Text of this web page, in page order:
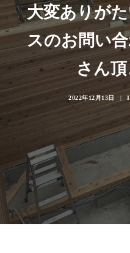
大変ありが
スのお問い
さん
2022年12月13日 |